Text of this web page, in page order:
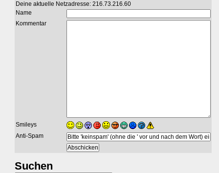
Deine aktuelle Netzadresse: 216.73.216.60
Name
Kommentar
Smileys
Anti-Spam
Suchen